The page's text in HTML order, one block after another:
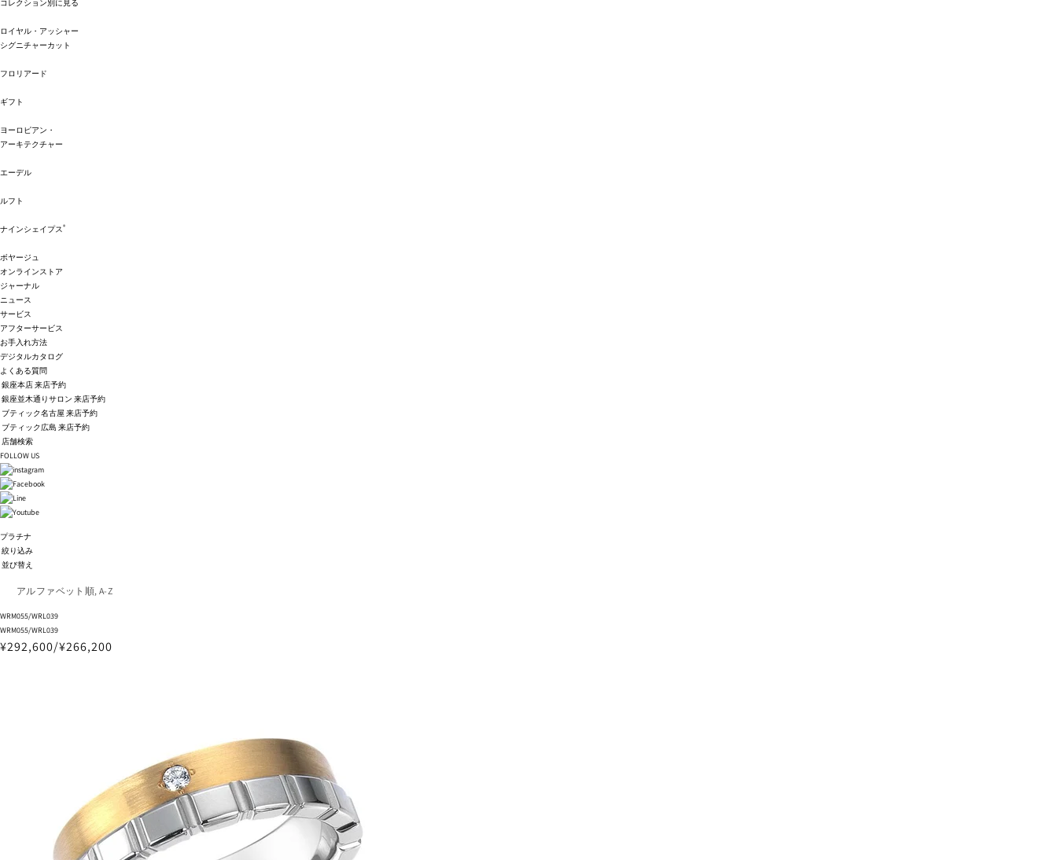
コレクション別に見る
ロイヤル・アッシャー
シグニチャーカット
フロリアード
ギフト
ヨーロピアン・
アーキテクチャー
エーデル
ルフト
ナインシェイプス®
ボヤージュ
オンラインストア
ジャーナル
ニュース
サービス
アフターサービス
お手入れ方法
デジタルカタログ
よくある質問
銀座本店 来店予約
銀座並木通りサロン 来店予約
ブティック名古屋 来店予約
ブティック広島 来店予約
店舗検索
FOLLOW US
プラチナ
絞り込み
並び替え
WRM055/WRL039
WRM055/WRL039
¥292,600/¥266,200